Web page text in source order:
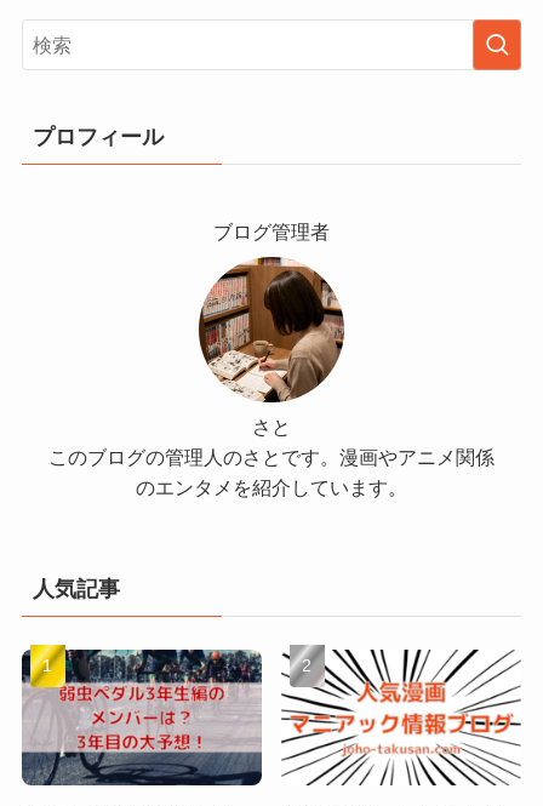
プロフィール
ブログ管理者
さと
このブログの管理人のさとです。漫画やアニメ関係
のエンタメを紹介しています。
人気記事